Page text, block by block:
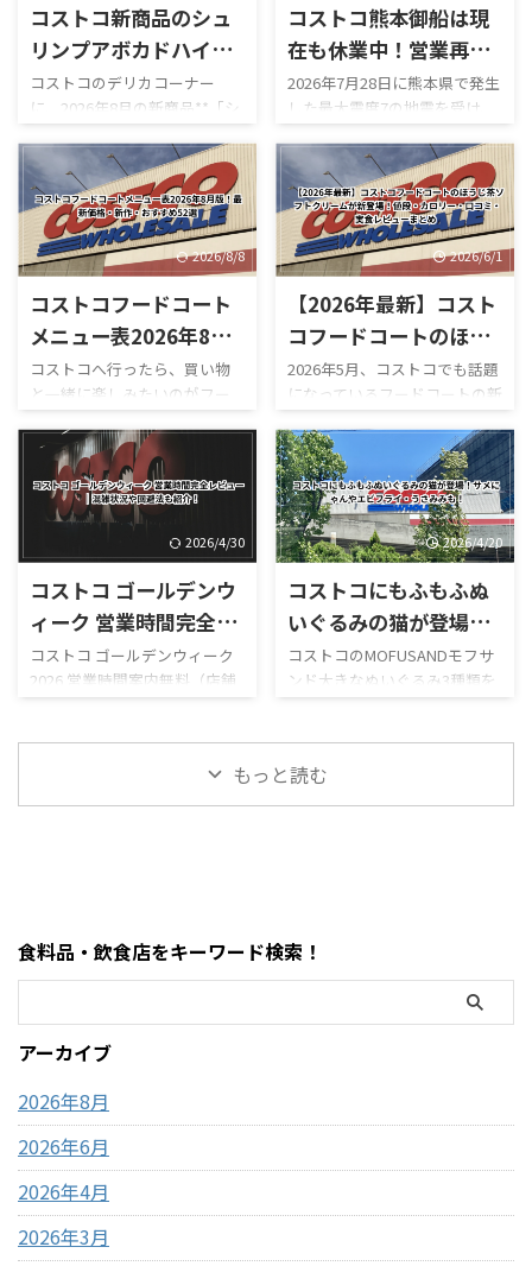
コストコ新商品のシュ
リンプアボカドハイロ
ーラー！2026年8月新
作のデリカお惣菜
コストコのデリカコーナー
に、2026年8月の新商品**「シ
ュリンプアボカドハイローラ
ー」**が登場しました。 コス
トコのハイローラーといえ
ば、ベーコン・レタス・トマ
トを使った定番の「ハイロー
ラー（B.L.T）」を思い浮かべ
る人が多いですが、今回の新
作はかなり豪華。 最大の特徴
は、名前の通りプリプリの海
いることです。 実際にカット
された断面を見ると、大きな海
老が何個も入っているものもあ
り、「海老が少し入っているハ
イローラー」というより、しっ
かり海老が主役になっていま
す。 さらに、 ...
コストコ熊本御船は現
在も休業中！営業再開
はいつ？地震後の店
内・ガスステーション
営業時間まとめ
2026年7月28日に熊本県で発生
した最大震度7の地震を受け、
コストコ熊本御船倉庫店は現
在も臨時休業しています。
「今日コストコ熊本はやって
る？」 「営業再開はいつ？」
「店内はどうなっている？」
「ガソリンだけ入れられ
る？」 「フードコートは使え
る？」 と気になっている人も
多いのではないでしょうか。
点では熊本御船倉庫店の売り
場は営業再開しておらず、再開
日も正式発表されていませ
ん。 一方で、併設するガスス
テーションは7月29日から営業
を再開しており、午前9時～午
後8時で営業し ...
2026/8/8
コストコフードコート
メニュー表2026年8月
版！最新価格・新作・
おすすめ52選
コストコへ行ったら、買い物
と一緒に楽しみたいのがフー
ドコートです。 180円のホット
ドッグをはじめ、巨大なピザ
やプルコギベイク、ソフトクリ
ーム、季節限定スムージーな
ど、コストコならではのボリュ
ーム満点メニューが並んでいま
す。 しかも2026年は新作がか
なり豊富。 現在は、 サーモン
ポキロール ボロネーゼポテト
セージカルッツォーネ クロワ
ッサンハム＆チーズ ほうじ茶
メロンスムージー など、以前
にはなかったメニューも登場
2026/6/1
【2026年最新】コスト
コフードコートのほう
じ茶ソフトクリームが
新登場！値段・カロリ
ー・口コミ・実食レビ
ューまとめ
2026年5月、コストコでも話題
になっているフードコートの新
作スイーツ「ほうじ茶ソフト
クリーム」が登場しました！
ほうじ茶好きにはたまらない
和スイーツで、販売開始直後か
らSNSでも話題になっていま
す。 今回は実際に食べた感想
をもとに、 値段 カロリー予想
味の特徴 ミックスとの違い 口
コミ評判 おすすめ度 まで徹底
ている方はぜひ参考にしてく
ださい。 写真付きのレビュー
ださい。
https://hubmedia.co.jp/costc
2026/4/30
コストコ ゴールデンウ
ィーク 営業時間完全レ
ビュー｜混雑状況や回
避法も紹介！
コストコ ゴールデンウィーク
2026 営業時間案内無料（店舗
利用時）／デリバリーは別途
のコストコ営業時間と混雑状
況について詳しくはこちら GW
がゴールデンウィークにコス
トコを訪れるのは毎年の楽し
営業時間変更や混雑状況には
いつも気を遣います。特に
は最 ...
2026/4/20
コストコにもふもふぬ
いぐるみの猫が登場！
サメにゃんやエビフラ
イ・うさみみも！
コストコのMOFUSANDモフサ
ンド大きなぬいぐるみ3種類を
徹底解説｜値段・種類・口コ
コのMOFUSANDモフサンド大
きなぬいぐるみ3種類を徹底解
大きなぬいぐるみ。この記事
では、コストコで販売されて
いるモフサンドぬいぐるみの
種類、価格、魅力、どんな人
もっと読む
食料品・飲食店をキーワード検索！
アーカイブ
2026年8月
2026年6月
2026年4月
2026年3月